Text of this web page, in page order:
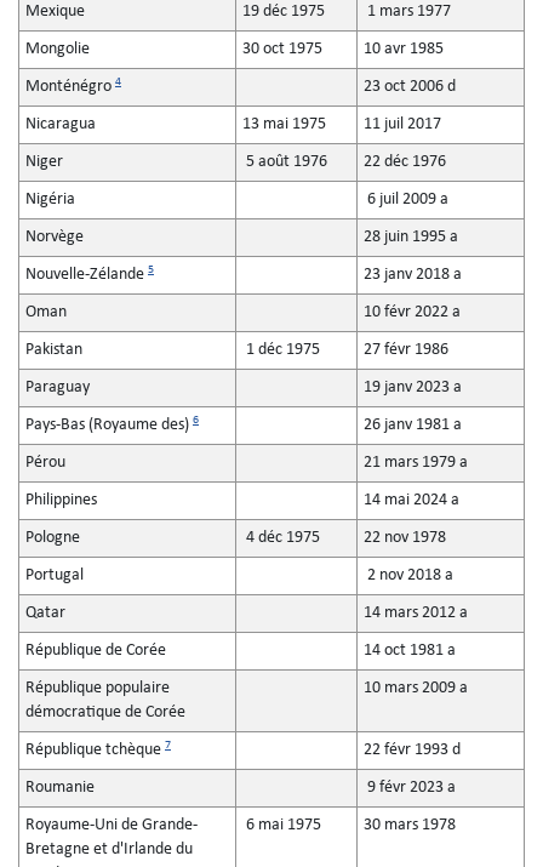
Mexique 19 déc 1975 1 mars 1977
Mongolie 30 oct 1975 10 avr 1985
Monténégro 4 23 oct 2006 d
Nicaragua 13 mai 1975 11 juil 2017
Niger 5 août 1976 22 déc 1976
Nigéria 6 juil 2009 a
Norvège 28 juin 1995 a
Nouvelle-Zélande 5 23 janv 2018 a
Oman 10 févr 2022 a
Pakistan 1 déc 1975 27 févr 1986
Paraguay 19 janv 2023 a
Pays-Bas (Royaume des) 6 26 janv 1981 a
Pérou 21 mars 1979 a
Philippines 14 mai 2024 a
Pologne 4 déc 1975 22 nov 1978
Portugal 2 nov 2018 a
Qatar 14 mars 2012 a
République de Corée 14 oct 1981 a
République populaire
démocratique de Corée
10 mars 2009 a
République tchèque 7 22 févr 1993 d
Roumanie 9 févr 2023 a
Royaume-Uni de Grande-
Bretagne et d'Irlande du
6 mai 1975 30 mars 1978